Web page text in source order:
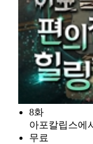
8화
아포칼립스에
무료